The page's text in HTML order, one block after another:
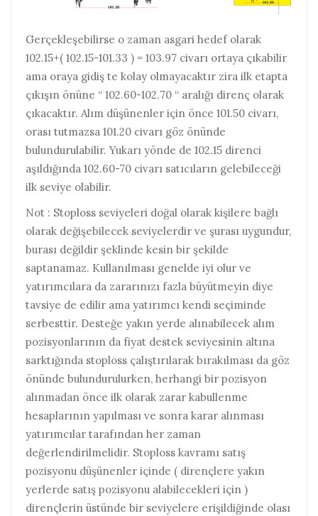
Gerçekleşebilirse o zaman asgari hedef olarak
102.15+( 102.15-101.33 ) = 103.97 civarı ortaya çıkabilir
ama oraya gidiş te kolay olmayacaktır zira ilk etapta
çıkışın önüne “ 102.60-102.70 “ aralığı direnç olarak
çıkacaktır. Alım düşünenler için önce 101.50 civarı,
orası tutmazsa 101.20 civarı göz önünde
bulundurulabilir. Yukarı yönde de 102.15 direnci
aşıldığında 102.60-70 civarı satıcıların gelebileceği
ilk seviye olabilir.
Not : Stoploss seviyeleri doğal olarak kişilere bağlı
olarak değişebilecek seviyelerdir ve şurası uygundur,
burası değildir şeklinde kesin bir şekilde
saptanamaz. Kullanılması genelde iyi olur ve
yatırımcılara da zararınızı fazla büyütmeyin diye
tavsiye de edilir ama yatırımcı kendi seçiminde
serbesttir. Desteğe yakın yerde alınabilecek alım
pozisyonlarının da fiyat destek seviyesinin altına
sarktığında stoploss çalıştırılarak bırakılması da göz
önünde bulundurulurken, herhangi bir pozisyon
alınmadan önce ilk olarak zarar kabullenme
hesaplarının yapılması ve sonra karar alınması
yatırımcılar tarafından her zaman
değerlendirilmelidir. Stoploss kavramı satış
pozisyonu düşünenler içinde ( dirençlere yakın
yerlerde satış pozisyonu alabilecekleri için )
dirençlerin üstünde bir seviyelere erişildiğinde olası